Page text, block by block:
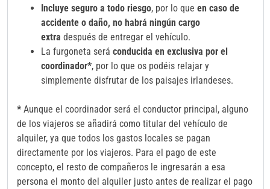
Incluye seguro a todo riesgo, por lo que en caso de
accidente o daño, no habrá ningún cargo
extra después de entregar el vehículo.
La furgoneta será conducida en exclusiva por el
coordinador*, por lo que os podéis relajar y
simplemente disfrutar de los paisajes irlandeses.
* Aunque el coordinador será el conductor principal, alguno
de los viajeros se añadirá como titular del vehículo de
alquiler, ya que todos los gastos locales se pagan
directamente por los viajeros. Para el pago de este
concepto, el resto de compañeros le ingresarán a esa
persona el monto del alquiler justo antes de realizar el pago